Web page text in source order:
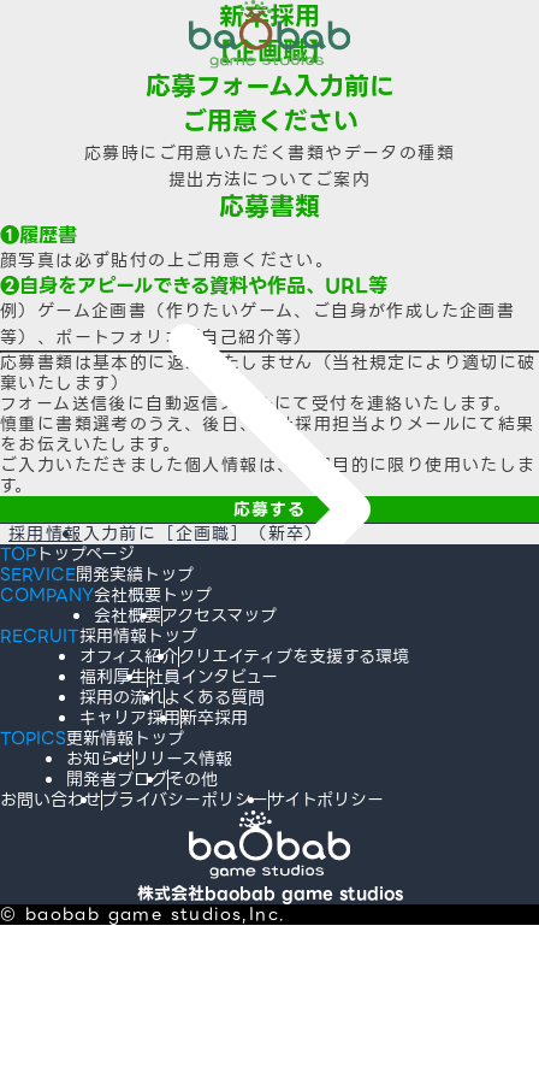
新卒採用
【企画職】
応募フォーム入力前に
ご用意ください
応募時にご用意いただく書類やデータの種類
提出方法についてご案内
応募書類
❶履歴書
顔写真は必ず貼付の上ご用意ください。
❷自身をアピールできる資料や作品、URL等
例）ゲーム企画書（作りたいゲーム、ご自身が作成した企画書
等）、ポートフォリオ（自己紹介等）
応募書類は基本的に返却いたしません（当社規定により適切に破
棄いたします）
フォーム送信後に自動返信メールにて受付を連絡いたします。
慎重に書類選考のうえ、後日、当社採用担当よりメールにて結果
をお伝えいたします。
ご入力いただきました個人情報は、採用目的に限り使用いたしま
す。
応募する
採用情報入力前に［企画職］（新卒）
TOPトップページ
SERVICE開発実績トップ
COMPANY会社概要トップ
会社概要アクセスマップ
RECRUIT採用情報トップ
オフィス紹介クリエイティブを支援する環境
福利厚生社員インタビュー
採用の流れよくある質問
キャリア採用新卒採用
TOPICS更新情報トップ
お知らせリリース情報
開発者ブログその他
お問い合わせプライバシーポリシーサイトポリシー
株式会社baobab game studios
© baobab game studios,Inc.